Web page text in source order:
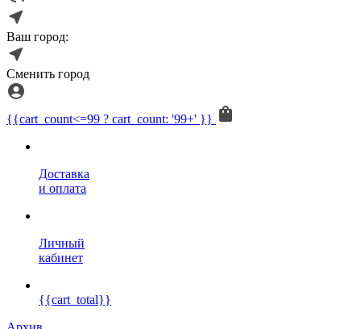
Ваш город:
Сменить город
{{cart_count<=99 ? cart_count: '99+' }}
Доставка
и оплата
Личный
кабинет
{{cart_total}}